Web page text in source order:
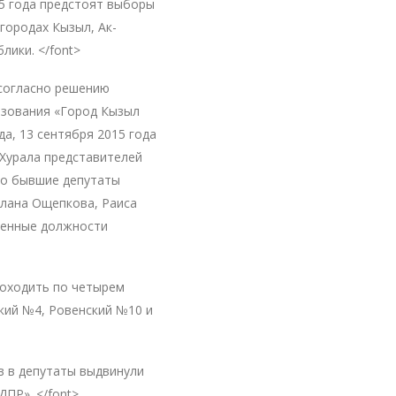
года предстоят выборы
Кызыл, Ак-
</font>
решению
«Город Кызыл
13 сентября 2015 года
представителей
бывшие депутаты
Ощепкова, Раиса
должности
по четырем
№4, Ровенский №10 и
в депутаты выдвинули